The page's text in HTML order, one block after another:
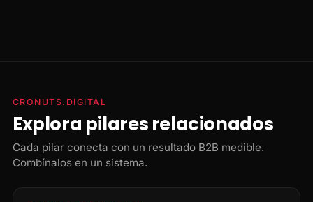
CRONUTS.DIGITAL
Explora pilares relacionados
Cada pilar conecta con un resultado B2B medible.
Combínalos en un sistema.